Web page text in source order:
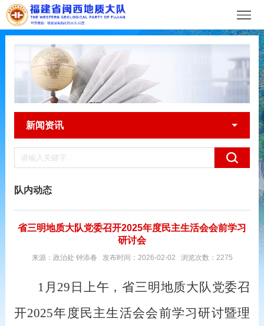
新闻资讯
队内动态
省三明地质大队党委召开2025年度民主生活会会前学习
研讨会
来源：政治处 钟添春 发布时间：2026-02-02 浏览次数：2275
1月29日上午，省三明地质大队党委召
开2025年度民主生活会会前学习研讨暨理